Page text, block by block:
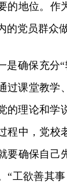
的地位。作
的党员群众
是确保充分
过课堂教学
的理论和学
程中，党校
要确保自己
“工欲善其